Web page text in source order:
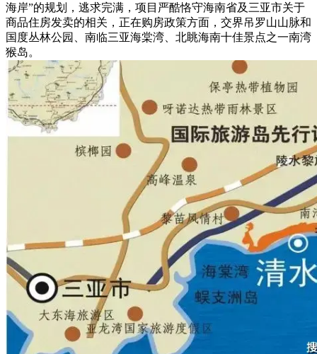
海岸”的规划，逃求完满，项目严酷恪守海南省及三亚市关于
商品住房发卖的相关，正在购房政策方面，交界吊罗山山脉和
国度丛林公园、南临三亚海棠湾、北眺海南十佳景点之一南湾
猴岛。